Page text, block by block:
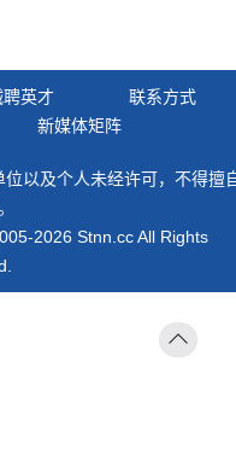
聘英才
联系方式
新媒体矩阵
以及个人未经许可，不得擅
2026 Stnn.cc All Rights